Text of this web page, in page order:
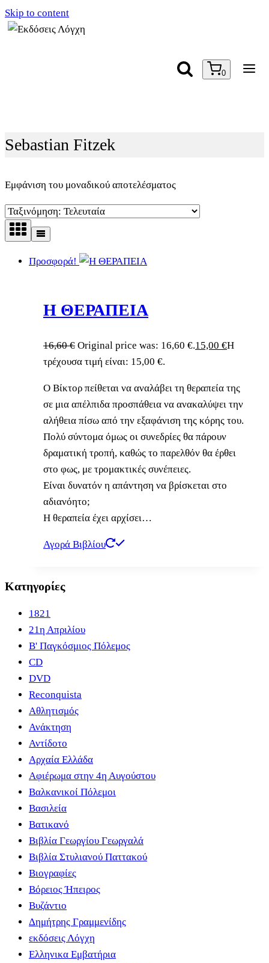
Skip to content
0
Sebastian Fitzek
Εμφάνιση του μοναδικού αποτελέσματος
Προσφορά!
Η ΘΕΡΑΠΕΙΑ
16,60€ Original price was: 16,60 €.15,00 €Η
τρέχουσα τιμή είναι: 15,00 €.
O Βίκτορ πείθεται να αναλάβει τη θεραπεία της
σε μια απέλπιδα προσπάθεια να ανακαλύψει την
αλήθεια πίσω από την εξαφάνιση της κόρης του.
Πολύ σύντομα όμως οι συνεδρίες θα πάρουν
δραματική τροπή, καθώς το παρελθόν θα έρθει
στο φως, με τρομακτικές συνέπειες.
Είναι δυνατόν η απάντηση να βρίσκεται στο
αδιανόητο;
Η θεραπεία έχει αρχίσει…
Αγορά Βιβλίου
Κατηγορίες
1821
21η Απριλίου
B' Παγκόσμιος Πόλεμος
CD
DVD
Reconquista
Αθλητισμός
Ανάκτηση
Αντίδοτο
Αρχαία Ελλάδα
Αφιέρωμα στην 4η Αυγούστου
Βαλκανικοί Πόλεμοι
Βασιλεία
Βατικανό
Βιβλία Γεωργίου Γεωργαλά
Βιβλία Στυλιανού Παττακού
Βιογραφίες
Βόρειος Ήπειρος
Βυζάντιο
Δημήτρης Γραμμενίδης
εκδόσεις Λόγχη
Ελληνικα Εμβατήρια